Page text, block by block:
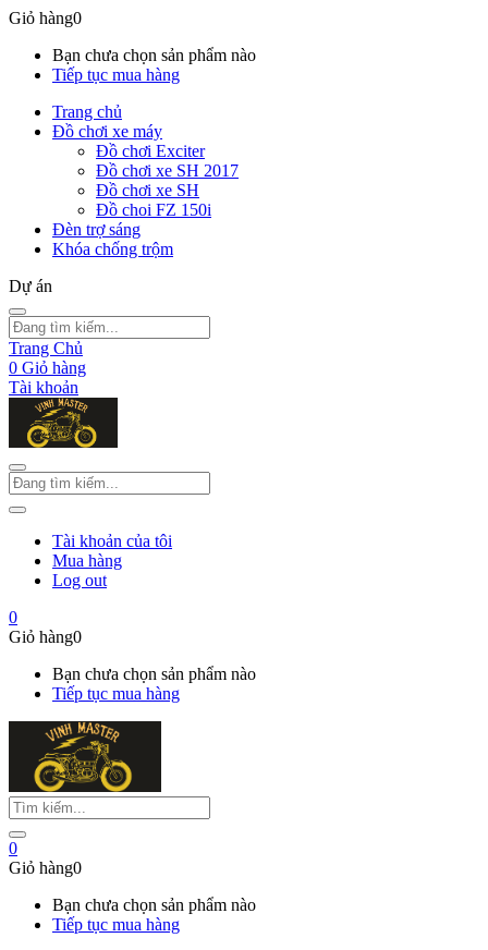
Giỏ hàng0
Bạn chưa chọn sản phẩm nào
Tiếp tục mua hàng
Trang chủ
Đồ chơi xe máy
Đồ chơi Exciter
Đồ chơi xe SH 2017
Đồ chơi xe SH
Đồ choi FZ 150i
Đèn trợ sáng
Khóa chống trộm
Dự án
Trang Chủ
0 Giỏ hàng
Tài khoản
Tài khoản của tôi
Mua hàng
Log out
0
Giỏ hàng0
Bạn chưa chọn sản phẩm nào
Tiếp tục mua hàng
0
Giỏ hàng0
Bạn chưa chọn sản phẩm nào
Tiếp tục mua hàng